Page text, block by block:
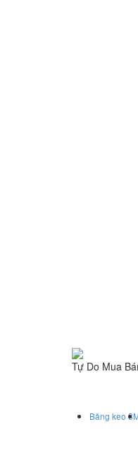
Tự Do Mua
Băng keo